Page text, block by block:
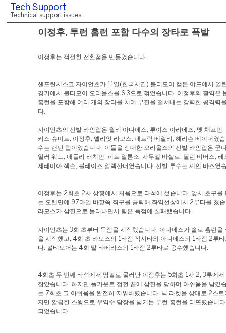
Tech Support
Technical support issues
이정후, 투런 홈런 포함 다수의 장타로 폭발
이정후는 적절한 전환점을 만들었습니다.
샌프란시스코 자이언츠가 11일(한국시간) 볼티모어 캠든 야드에서 열
경기에서 볼티모어 오리올스를 6-3으로 꺾었습니다. 이정후의 활약은
홈런을 포함해 여러 개의 장타를 치며 부진을 떨쳐내는 강력한 공격력
다.
자이언츠의 선발 라인업은 윌리 아다메스, 루이스 아라에즈, 맷 채프먼,
키스 슈미트, 이정후, 엘리엇 라모스, 패트릭 베일리, 해리슨 베이더였
수는 랜던 럽이었습니다. 이들을 상대한 오리올스의 선발 라인업은 군
일러 워드, 애들리 러치먼, 피트 알론소, 사무엘 바살로, 딜런 비버스, 레
제레미아 잭슨, 블레이즈 알렉산더였습니다. 선발 투수는 셰인 바즈였
이정후는 2회초 2사 상황에서 처음으로 타석에 섰습니다. 앞서 초구를
는 오랜만에 97마일 바깥쪽 직구를 공략해 좌익선상에서 2루타를 쳤
라모스가 삼진으로 물러나면서 팀은 득점에 실패했습니다.
자이언츠는 3회 초부터 득점을 시작했습니다. 아다메스가 솔로 홈런을
을 시작했고, 4회 초 라모스의 1타점 적시타와 아다메스의 1타점 2루
다. 볼티모어는 4회 말 타베라스의 1타점 2루타로 응수했습니다.
4회초 두 번째 타석에서 땅볼로 물러난 이정후는 5회초 1사 2, 3루에서
잡았습니다. 하지만 풀카운트 접전 끝에 삼진을 당하며 아쉬움을 남겼
는 7회초 그 아쉬움을 완전히 지워버렸습니다. 닉 라켓을 상대로 2스
지만 깔끔한 스윙으로 우익수 담장을 넘기는 투런 홈런을 터뜨렸습니
되었습니다.